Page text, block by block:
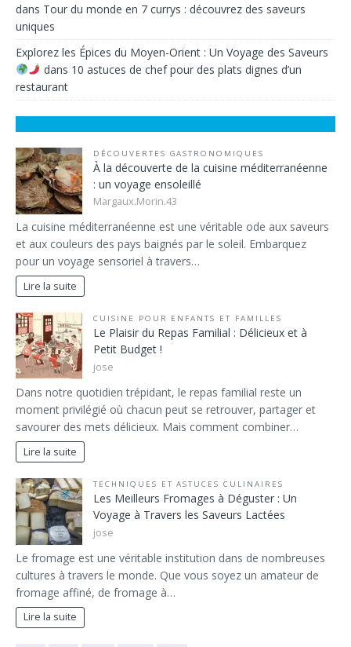
dans Tour du monde en 7 currys : découvrez des saveurs
uniques
Explorez les Épices du Moyen-Orient : Un Voyage des Saveurs
dans 10 astuces de chef pour des plats dignes d’un
restaurant
DÉCOUVERTES GASTRONOMIQUES
À la découverte de la cuisine méditerranéenne
: un voyage ensoleillé
Margaux.Morin.43
La cuisine méditerranéenne est une véritable ode aux saveurs
et aux couleurs des pays baignés par le soleil. Embarquez
pour un voyage sensoriel à travers…
Lire la suite
CUISINE POUR ENFANTS ET FAMILLES
Le Plaisir du Repas Familial : Délicieux et à
Petit Budget !
jose
Dans notre quotidien trépidant, le repas familial reste un
moment privilégié où chacun peut se retrouver, partager et
savourer des mets délicieux. Mais comment combiner…
Lire la suite
TECHNIQUES ET ASTUCES CULINAIRES
Les Meilleurs Fromages à Déguster : Un
Voyage à Travers les Saveurs Lactées
jose
Le fromage est une véritable institution dans de nombreuses
cultures à travers le monde. Que vous soyez un amateur de
fromage affiné, de fromage à…
Lire la suite